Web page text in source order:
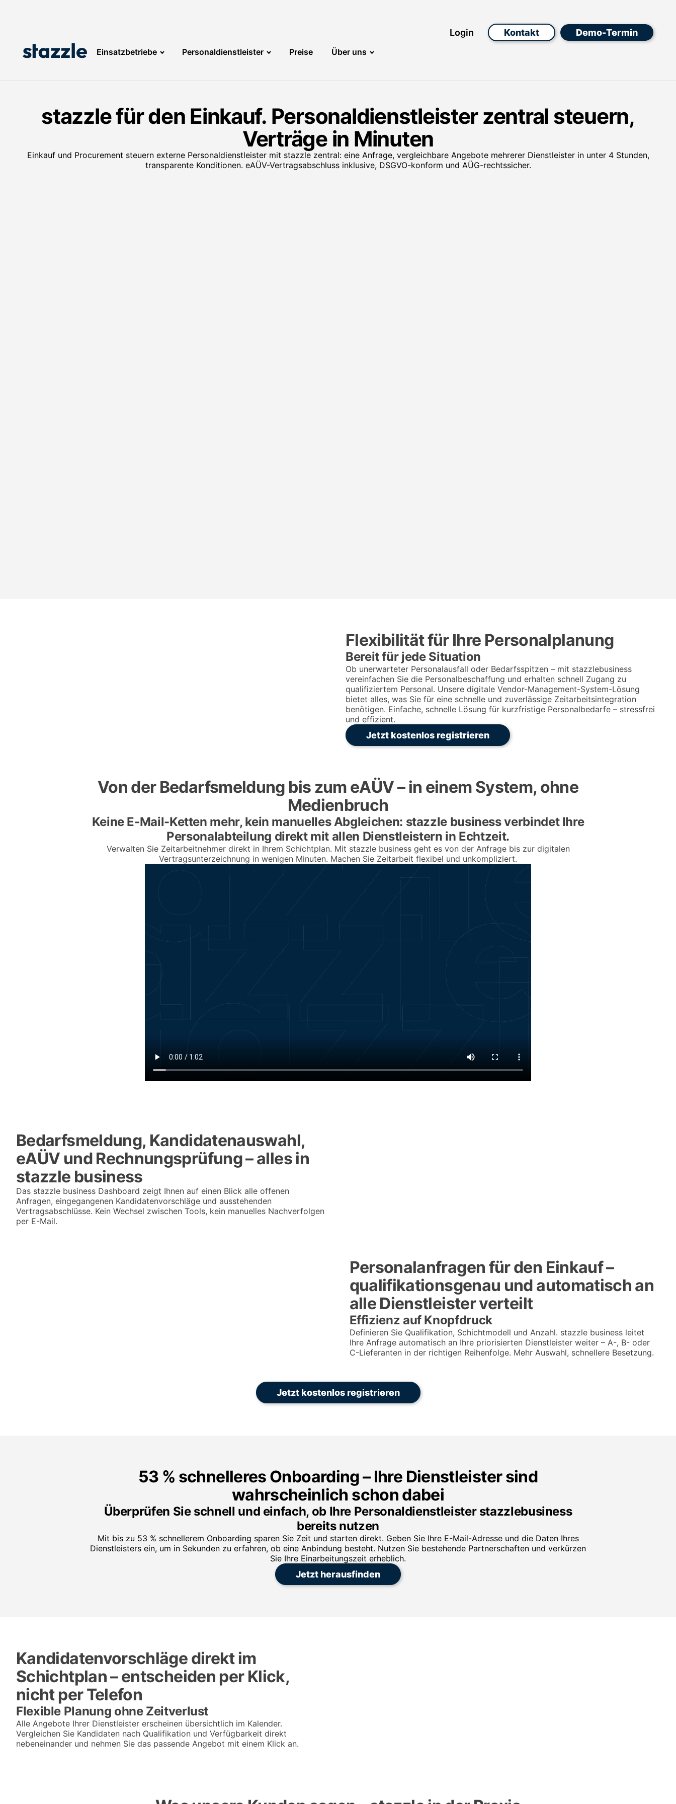
Einsatzbetriebe Personaldienstleister Preise Über uns
Login Kontakt Demo-Termin
stazzle für den Einkauf. Personaldienstleister zentral steuern,
Verträge in Minuten
Einkauf und Procurement steuern externe Personaldienstleister mit stazzle zentral: eine Anfrage, vergleichbare Angebote mehrerer Dienstleister in unter 4 Stunden,
transparente Konditionen. eAÜV-Vertragsabschluss inklusive, DSGVO-konform und AÜG-rechtssicher.
Flexibilität für Ihre Personalplanung
Bereit für jede Situation
Ob unerwarteter Personalausfall oder Bedarfsspitzen – mit stazzlebusiness
vereinfachen Sie die Personalbeschaffung und erhalten schnell Zugang zu
qualifiziertem Personal. Unsere digitale Vendor-Management-System-Lösung
bietet alles, was Sie für eine schnelle und zuverlässige Zeitarbeitsintegration
benötigen. Einfache, schnelle Lösung für kurzfristige Personalbedarfe – stressfrei
und effizient.
Jetzt kostenlos registrieren
Von der Bedarfsmeldung bis zum eAÜV – in einem System, ohne
Medienbruch
Keine E-Mail-Ketten mehr, kein manuelles Abgleichen: stazzle business verbindet Ihre
Personalabteilung direkt mit allen Dienstleistern in Echtzeit.
Verwalten Sie Zeitarbeitnehmer direkt in Ihrem Schichtplan. Mit stazzle business geht es von der Anfrage bis zur digitalen
Vertragsunterzeichnung in wenigen Minuten. Machen Sie Zeitarbeit flexibel und unkompliziert.
Bedarfsmeldung, Kandidatenauswahl,
eAÜV und Rechnungsprüfung – alles in
stazzle business
Das stazzle business Dashboard zeigt Ihnen auf einen Blick alle offenen
Anfragen, eingegangenen Kandidatenvorschläge und ausstehenden
Vertragsabschlüsse. Kein Wechsel zwischen Tools, kein manuelles Nachverfolgen
per E-Mail.
Personalanfragen für den Einkauf –
qualifikationsgenau und automatisch an
alle Dienstleister verteilt
Effizienz auf Knopfdruck
Definieren Sie Qualifikation, Schichtmodell und Anzahl. stazzle business leitet
Ihre Anfrage automatisch an Ihre priorisierten Dienstleister weiter – A-, B- oder
C-Lieferanten in der richtigen Reihenfolge. Mehr Auswahl, schnellere Besetzung.
Jetzt kostenlos registrieren
53 % schnelleres Onboarding – Ihre Dienstleister sind
wahrscheinlich schon dabei
Überprüfen Sie schnell und einfach, ob Ihre Personaldienstleister stazzlebusiness
bereits nutzen
Mit bis zu 53 % schnellerem Onboarding sparen Sie Zeit und starten direkt. Geben Sie Ihre E-Mail-Adresse und die Daten Ihres
Dienstleisters ein, um in Sekunden zu erfahren, ob eine Anbindung besteht. Nutzen Sie bestehende Partnerschaften und verkürzen
Sie Ihre Einarbeitungszeit erheblich.
Jetzt herausfinden
Kandidatenvorschläge direkt im
Schichtplan – entscheiden per Klick,
nicht per Telefon
Flexible Planung ohne Zeitverlust
Alle Angebote Ihrer Dienstleister erscheinen übersichtlich im Kalender.
Vergleichen Sie Kandidaten nach Qualifikation und Verfügbarkeit direkt
nebeneinander und nehmen Sie das passende Angebot mit einem Klick an.